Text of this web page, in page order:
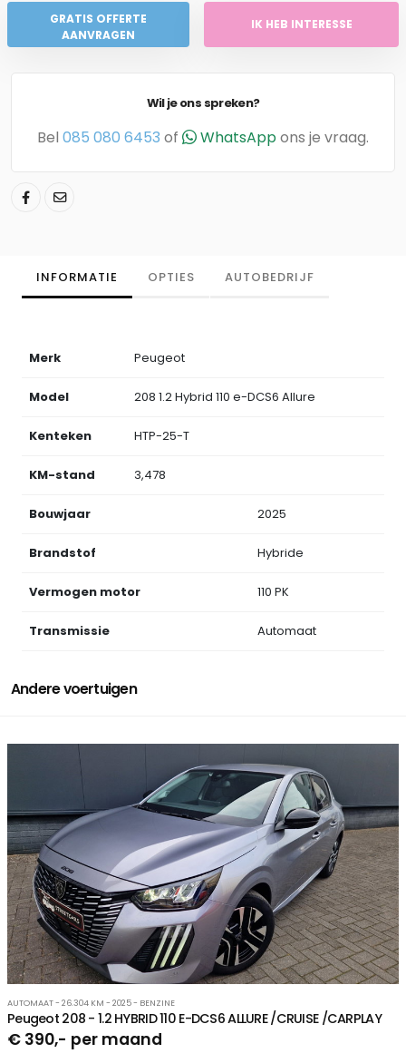
GRATIS OFFERTE
AANVRAGEN
IK HEB INTERESSE
Wil je ons spreken?
Bel 085 080 6453 of WhatsAppons je vraag.
INFORMATIE OPTIES AUTOBEDRIJF
Merk Peugeot
Model 208 1.2 Hybrid 110 e-DCS6 Allure
Kenteken HTP-25-T
KM-stand 3,478
Bouwjaar 2025
Brandstof Hybride
Vermogen motor 110 PK
Transmissie Automaat
Andere voertuigen
AUTOMAAT - 26.304 KM - 2025 - BENZINE
Peugeot 208 - 1.2 HYBRID 110 E-DCS6 ALLURE /CRUISE /CARPLAY
€ 390,- per maand